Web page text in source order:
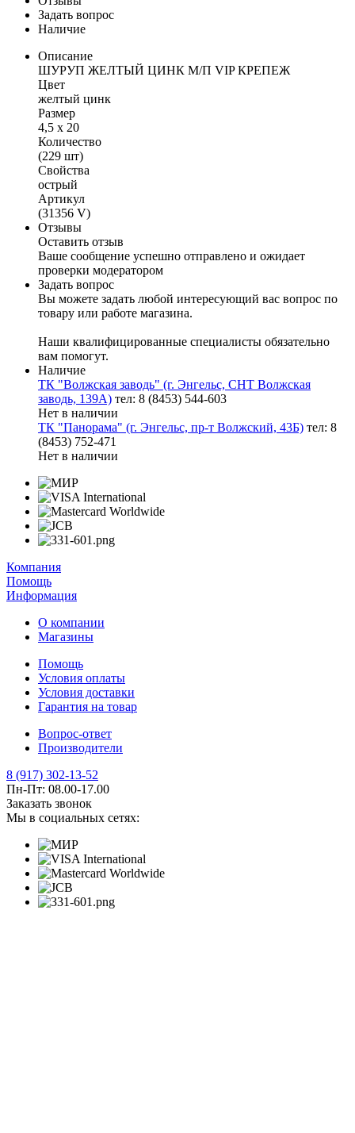
Задать вопрос
Наличие
Описание
ШУРУП ЖЕЛТЫЙ ЦИНК М/П VIP КРЕПЕЖ
Цвет
желтый цинк
Размер
4,5 х 20
Количество
(229 шт)
Свойства
острый
Артикул
(31356 V)
Отзывы
Оставить отзыв
Ваше сообщение успешно отправлено и ожидает
проверки модератором
Задать вопрос
Вы можете задать любой интересующий вас вопрос по
товару или работе магазина.
Наши квалифицированные специалисты обязательно
вам помогут.
Наличие
ТК "Волжская заводь" (г. Энгельс, СНТ Волжская
заводь, 139А) тел: 8 (8453) 544-603
Нет в наличии
ТК "Панорама" (г. Энгельс, пр-т Волжский, 43Б) тел: 8
(8453) 752-471
Нет в наличии
Компания
Помощь
Информация
О компании
Магазины
Помощь
Условия оплаты
Условия доставки
Гарантия на товар
Вопрос-ответ
Производители
8 (917) 302-13-52
Пн-Пт: 08.00-17.00
Заказать звонок
Мы в социальных сетях: